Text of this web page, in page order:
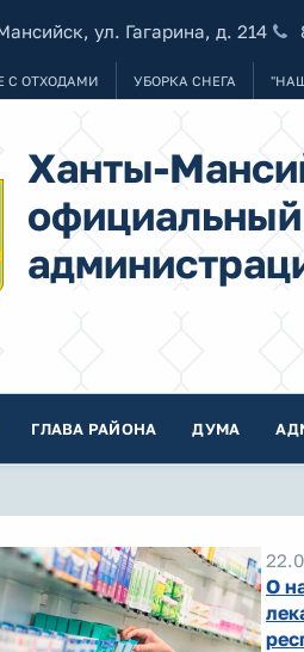
ул. Гагарина, д. 214
С ОТХОДАМИ УБОРКА СНЕГА
Ханты-
официальный
ГЛАВА РАЙОНА ДУМА
О